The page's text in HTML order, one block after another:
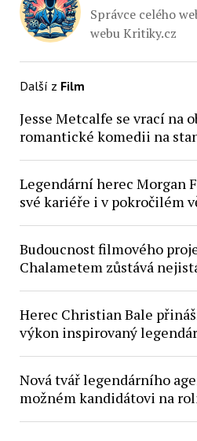
Správce celého
webu Kritiky.cz
Další z Film
Jesse Metcalfe se vrací na
romantické komedii na
Legendární herec Morgan
své kariéře i v pokročilém
Budoucnost filmového
Chalametem zůstává
Herec Christian Bale
výkon inspirovaný
Nová tvář legendárního
možném kandidátovi na